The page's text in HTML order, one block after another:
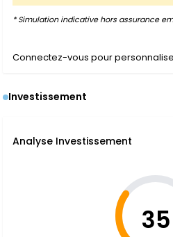
* Simulation indicative hors assurance
Connectez-vous pour
Investissement
Analyse Investissement
35